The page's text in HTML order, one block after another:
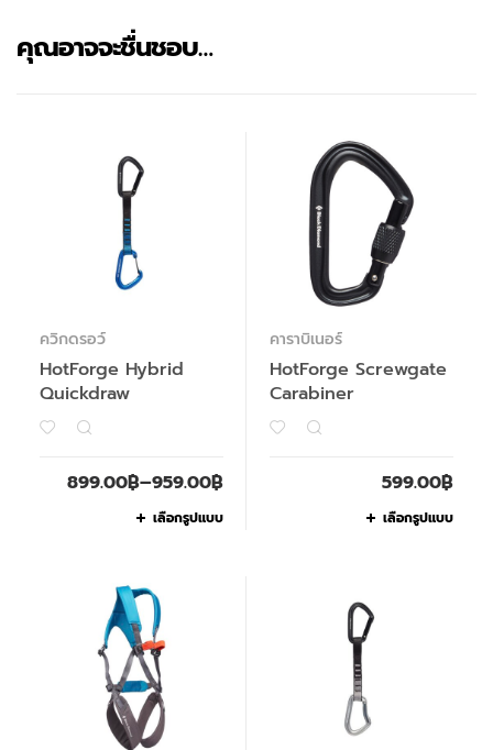
คุณอาจจะชื่นชอบ…
ควิกดรอว์
HotForge Hybrid
Quickdraw
899.00฿–959.00฿
เลือกรูปแบบ
คาราบิเนอร์
HotForge Screwgate
Carabiner
599.00฿
เลือกรูปแบบ